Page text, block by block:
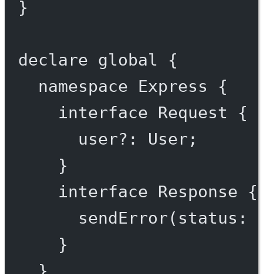
}
declare global {
namespace
Express {
interface
Request {
user?: User ;
}
interface
Response {
sendError( status :
}